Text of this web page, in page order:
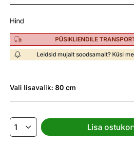
Hind
PÜSIKLIENDILE
Leidsid mujalt soodsamalt? Küsi
Vali lisavalik: 80 cm
Lisa